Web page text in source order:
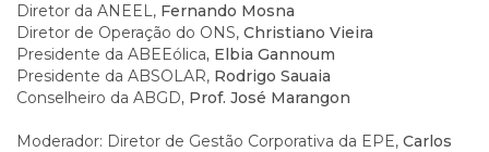
Diretor da ANEEL, Fernando Mosna
Diretor de Operação do ONS, Christiano Vieira
Presidente da ABEEólica, Elbia Gannoum
Presidente da ABSOLAR, Rodrigo Sauaia
Conselheiro da ABGD, Prof. José Marangon
Moderador: Diretor de Gestão Corporativa da EPE, Carlos